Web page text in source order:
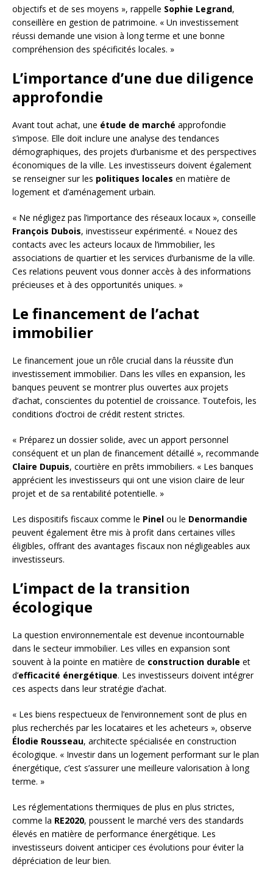
objectifs et de ses moyens », rappelle Sophie Legrand,
conseillère en gestion de patrimoine. « Un investissement
réussi demande une vision à long terme et une bonne
compréhension des spécificités locales. »
L’importance d’une due diligence
approfondie
Avant tout achat, une étude de marché approfondie
s’impose. Elle doit inclure une analyse des tendances
démographiques, des projets d’urbanisme et des perspectives
économiques de la ville. Les investisseurs doivent également
se renseigner sur les politiques locales en matière de
logement et d’aménagement urbain.
« Ne négligez pas l’importance des réseaux locaux », conseille
François Dubois, investisseur expérimenté. « Nouez des
contacts avec les acteurs locaux de l’immobilier, les
associations de quartier et les services d’urbanisme de la ville.
Ces relations peuvent vous donner accès à des informations
précieuses et à des opportunités uniques. »
Le financement de l’achat
immobilier
Le financement joue un rôle crucial dans la réussite d’un
investissement immobilier. Dans les villes en expansion, les
banques peuvent se montrer plus ouvertes aux projets
d’achat, conscientes du potentiel de croissance. Toutefois, les
conditions d’octroi de crédit restent strictes.
« Préparez un dossier solide, avec un apport personnel
conséquent et un plan de financement détaillé », recommande
Claire Dupuis, courtière en prêts immobiliers. « Les banques
apprécient les investisseurs qui ont une vision claire de leur
projet et de sa rentabilité potentielle. »
Les dispositifs fiscaux comme le Pinel ou le Denormandie
peuvent également être mis à profit dans certaines villes
éligibles, offrant des avantages fiscaux non négligeables aux
investisseurs.
L’impact de la transition
écologique
La question environnementale est devenue incontournable
dans le secteur immobilier. Les villes en expansion sont
souvent à la pointe en matière de construction durable et
d’efficacité énergétique. Les investisseurs doivent intégrer
ces aspects dans leur stratégie d’achat.
« Les biens respectueux de l’environnement sont de plus en
plus recherchés par les locataires et les acheteurs », observe
Élodie Rousseau, architecte spécialisée en construction
écologique. « Investir dans un logement performant sur le plan
énergétique, c’est s’assurer une meilleure valorisation à long
terme. »
Les réglementations thermiques de plus en plus strictes,
comme la RE2020, poussent le marché vers des standards
élevés en matière de performance énergétique. Les
investisseurs doivent anticiper ces évolutions pour éviter la
dépréciation de leur bien.